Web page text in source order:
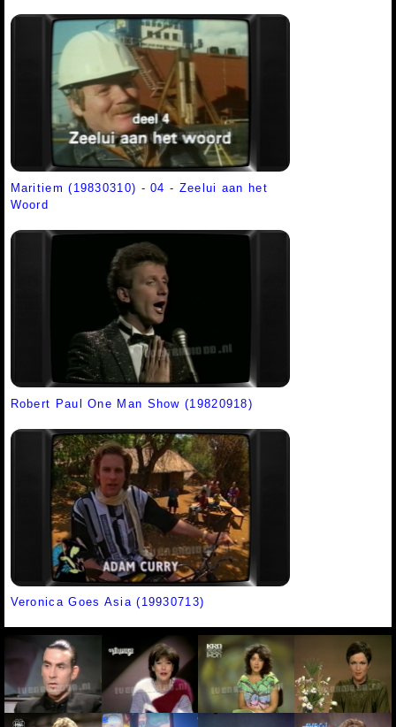
Maritiem (19830310) - 04 - Zeelui aan het
Woord
Robert Paul One Man Show (19820918)
Veronica Goes Asia (19930713)